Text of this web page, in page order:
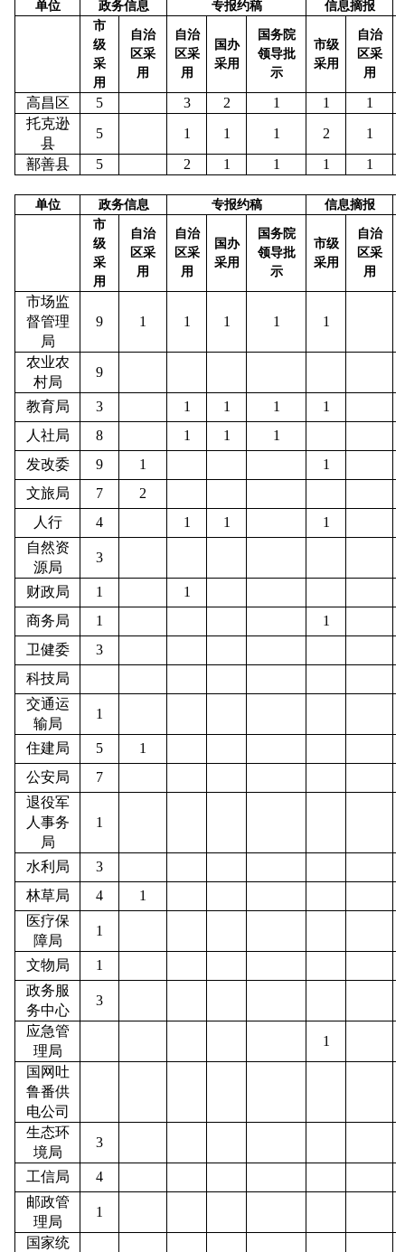
单位 政务信息 专报约稿
信息摘报
市
级
采
用
自治
区采
用
自治
区采
用
国办
采用
国务院
领导批
示
市级
采用
自治
区采
用
高昌区 5 3 2 1 1 1
托克逊
县
5 1 1 1 2 1
鄯善县
5 2 1 1 1 1
单位 政务信息 专报约稿
信息摘报
市
级
采
用
自治
区采
用
自治
区采
用
国办
采用
国务院
领导批
示
市级
采用
自治
区采
用
市场监
督管理
局
9 1 1 1 1 1
农业农
村局
9
教育局 3 1 1 1 1
人社局
8 1 1 1
发改委
9 1 1
文旅局
7 2
人行
4 1 1 1
自然资
源局
3
财政局 1 1
商务局
1 1
卫健委
3
科技局
交通运
输局
1
住建局 5 1
公安局
7
退役军
人事务
局
1
水利局
3
林草局
4 1
医疗保
障局
1
文物局
1
政务服
务中心
3
应急管
理局
1
国网吐
鲁番供
电公司
生态环
境局
3
工信局
4
邮政管
理局
1
国家统